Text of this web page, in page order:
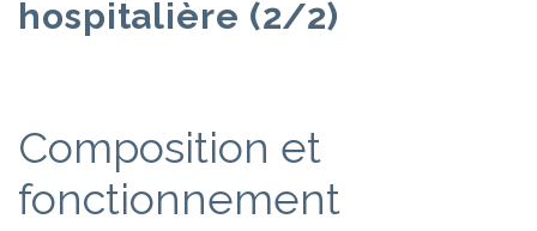
hospitalière (2/2)
Composition et
fonctionnement